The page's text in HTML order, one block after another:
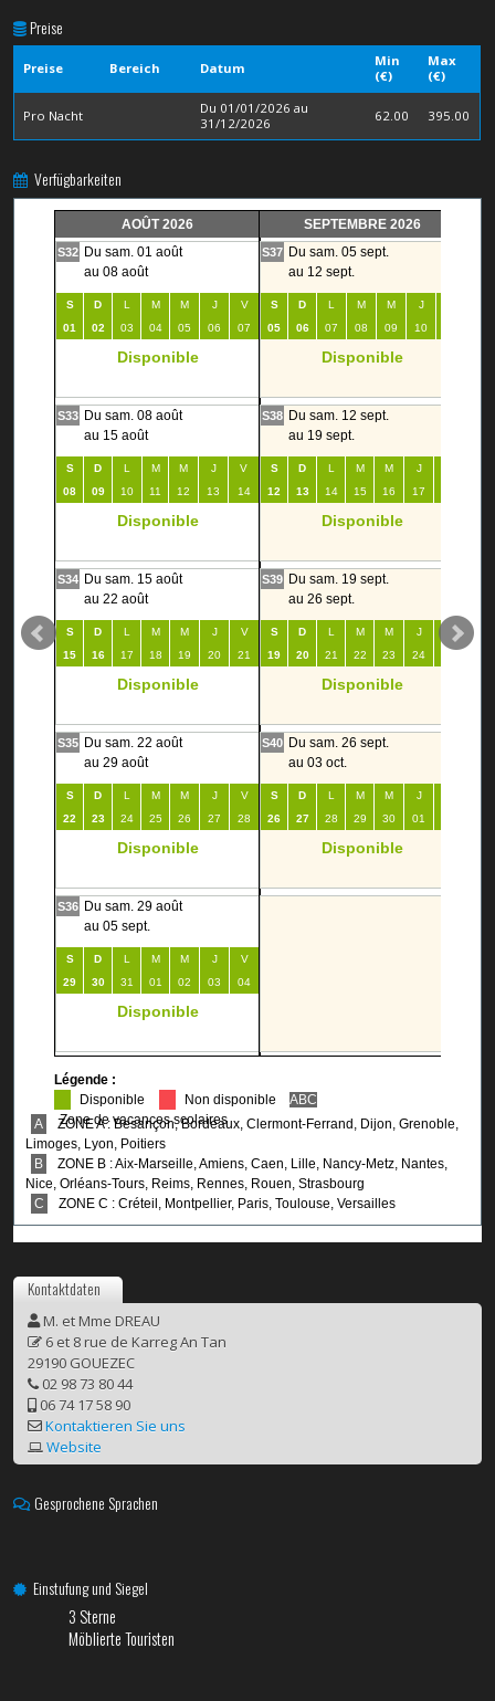
Preise
Preise Bereich Datum
Min
(€)
Max
(€)
Pro Nacht
Du 01/01/2026 au
31/12/2026
62.00 395.00
Verfügbarkeiten
Kontaktdaten
M. et Mme DREAU
6 et 8 rue de Karreg An Tan
29190 GOUEZEC
02 98 73 80 44
06 74 17 58 90
Kontaktieren Sie uns
Website
Gesprochene Sprachen
Einstufung und Siegel
3 Sterne
Möblierte Touristen